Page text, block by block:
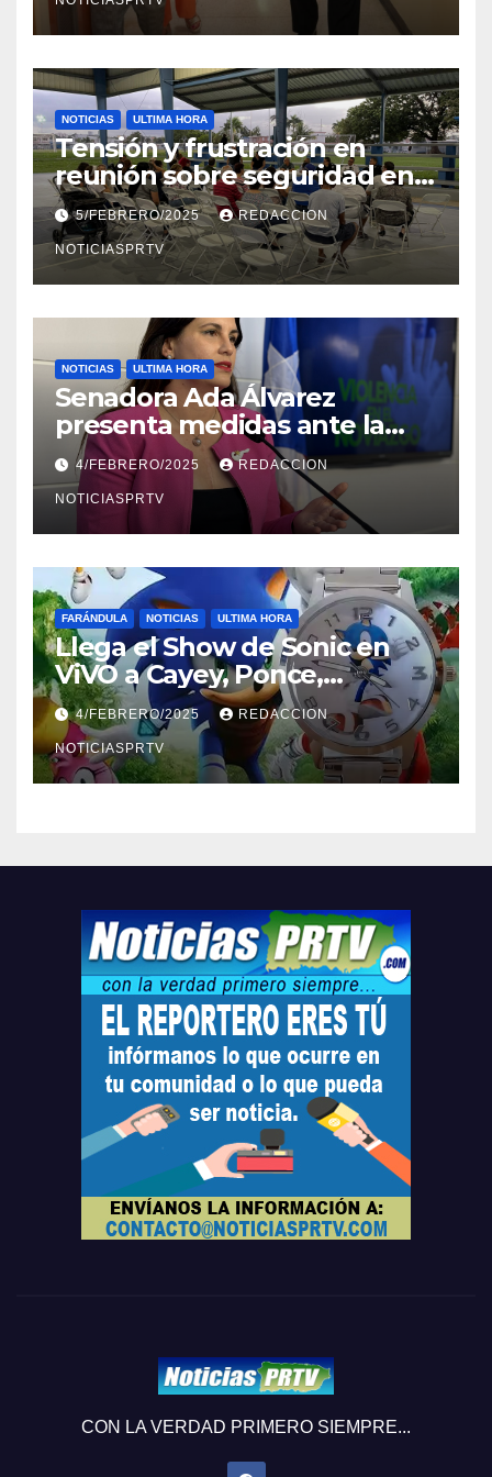
NOTICIAS ULTIMA HORA
Tensión y frustración en
reunión sobre seguridad en
Reparto Metropolitano
5/FEBRERO/2025 REDACCION
NOTICIASPRTV
NOTICIAS ULTIMA HORA
Senadora Ada Álvarez
presenta medidas ante la
violencia en el noviazgo
4/FEBRERO/2025 REDACCION
NOTICIASPRTV
FARÁNDULA NOTICIAS ULTIMA HORA
Llega el Show de Sonic en
ViVO a Cayey, Ponce,
Barceloneta y Humacao,
Relojes gratis para el que
compre ahora….
4/FEBRERO/2025 REDACCION
NOTICIASPRTV
CON LA VERDAD PRIMERO SIEMPRE...